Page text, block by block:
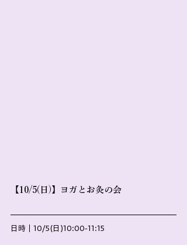
【10/5(日)】ヨガとお灸の会
日時｜10/5(日)10:00-11:15